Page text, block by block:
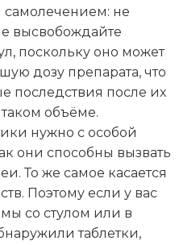
самолечением: не
высвобождайте
поскольку оно может
дозу препарата, что
последствия после их
объёме.
нужно с особой
они способны вызвать
То же самое касается
Поэтому если у вас
со стулом или в
таблетки,